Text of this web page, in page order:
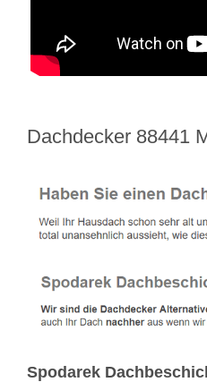
Dachdecker 88441
Spodarek